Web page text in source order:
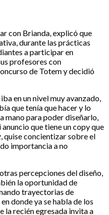
con Brianda, explicó que
durante las prácticas
a participar en
profesores con
de Totem y decidió
en un nivel muy avanzado,
que tenía que hacer y lo
mano para poder diseñarlo,
que tiene un copy que
, quise concientizar sobre el
importancia a no
percepciones del diseño,
la oportunidad de
trayectorias de
donde ya se habla de los
la recién egresada invita a